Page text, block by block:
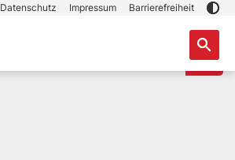
Datenschutz Impressum Barrierefreiheit